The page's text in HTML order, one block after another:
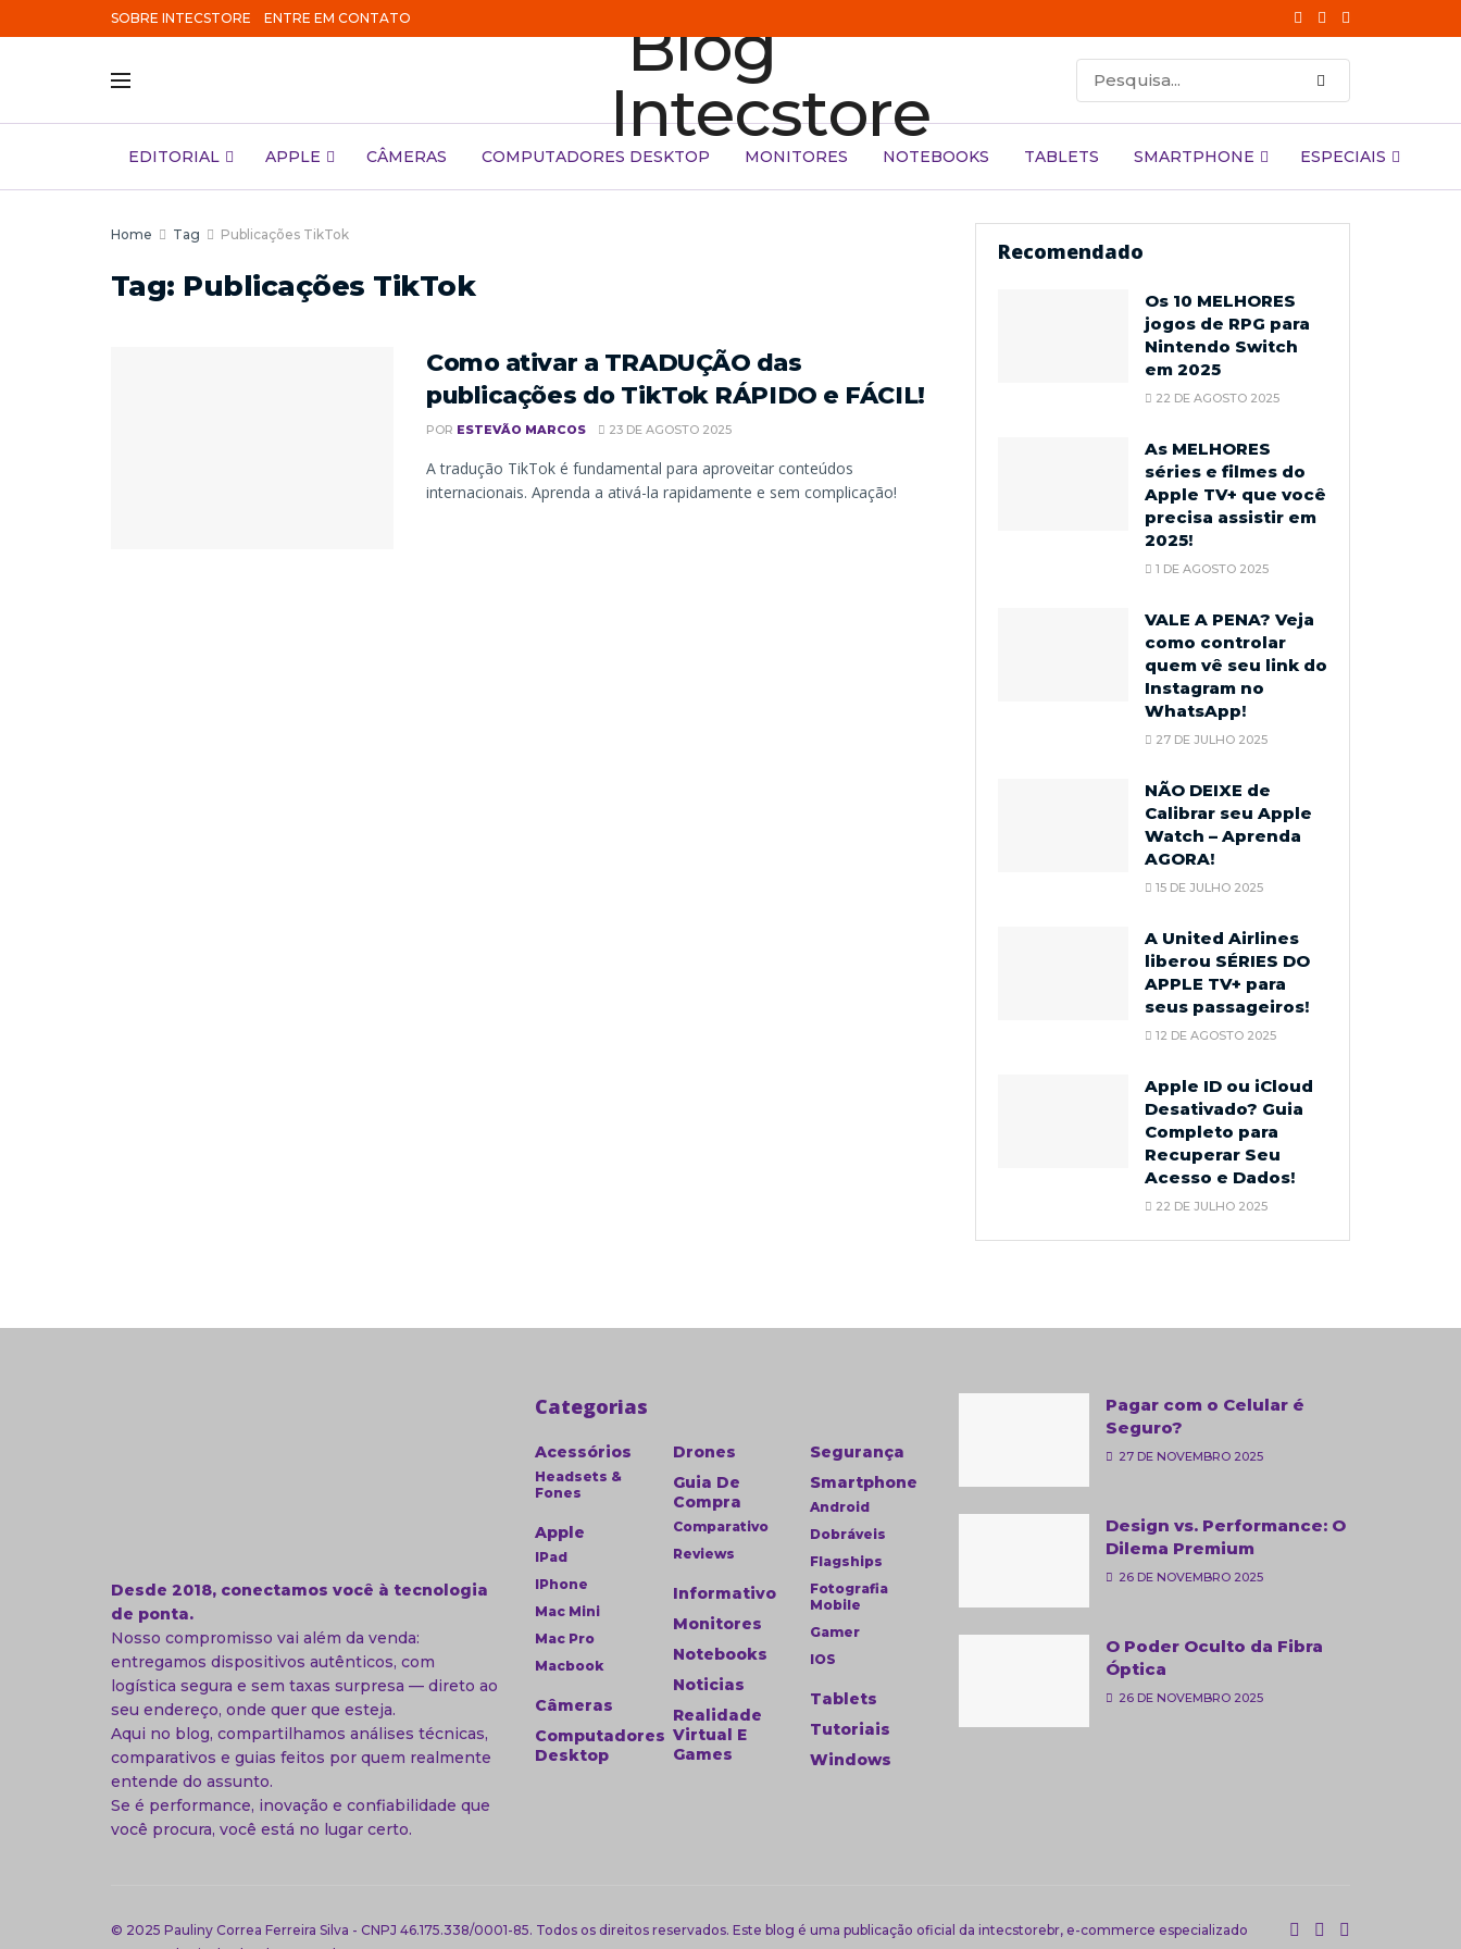
SOBRE INTECSTORE ENTRE EM CONTATO
EDITORIAL APPLE CÂMERAS COMPUTADORES DESKTOP MONITORES NOTEBOOKS TABLETS SMARTPHONE ESPECIAIS
Home Tag Publicações TikTok
Tag: Publicações TikTok
Como ativar a TRADUÇÃO das
publicações do TikTok RÁPIDO e FÁCIL!
POR ESTEVÃO MARCOS 23 DE AGOSTO 2025
A tradução TikTok é fundamental para aproveitar conteúdos
internacionais. Aprenda a ativá-la rapidamente e sem complicação!
Recomendado
Os 10 MELHORES
jogos de RPG para
Nintendo Switch
em 2025
22 DE AGOSTO 2025
As MELHORES
séries e filmes do
Apple TV+ que você
precisa assistir em
2025!
1 DE AGOSTO 2025
VALE A PENA? Veja
como controlar
quem vê seu link do
Instagram no
WhatsApp!
27 DE JULHO 2025
NÃO DEIXE de
Calibrar seu Apple
Watch – Aprenda
AGORA!
15 DE JULHO 2025
A United Airlines
liberou SÉRIES DO
APPLE TV+ para
seus passageiros!
12 DE AGOSTO 2025
Apple ID ou iCloud
Desativado? Guia
Completo para
Recuperar Seu
Acesso e Dados!
22 DE JULHO 2025
Desde 2018, conectamos você à tecnologia
de ponta.
Nosso compromisso vai além da venda:
entregamos dispositivos autênticos, com
logística segura e sem taxas surpresa — direto ao
seu endereço, onde quer que esteja.
Aqui no blog, compartilhamos análises técnicas,
comparativos e guias feitos por quem realmente
entende do assunto.
Se é performance, inovação e confiabilidade que
você procura, você está no lugar certo.
Categorias
Acessórios
Headsets &
Fones
Apple
IPad
IPhone
Mac Mini
Mac Pro
Macbook
Câmeras
Computadores
Desktop
Drones
Guia De
Compra
Comparativo
Reviews
Informativo
Monitores
Notebooks
Noticias
Realidade
Virtual E
Games
Segurança
Smartphone
Android
Dobráveis
Flagships
Fotografia
Mobile
Gamer
IOS
Tablets
Tutoriais
Windows
Pagar com o Celular é
Seguro?
27 DE NOVEMBRO 2025
Design vs. Performance: O
Dilema Premium
26 DE NOVEMBRO 2025
O Poder Oculto da Fibra
Óptica
26 DE NOVEMBRO 2025
© 2025 Pauliny Correa Ferreira Silva - CNPJ 46.175.338/0001-85. Todos os direitos reservados. Este blog é uma publicação oficial da intecstorebr, e-commerce especializado